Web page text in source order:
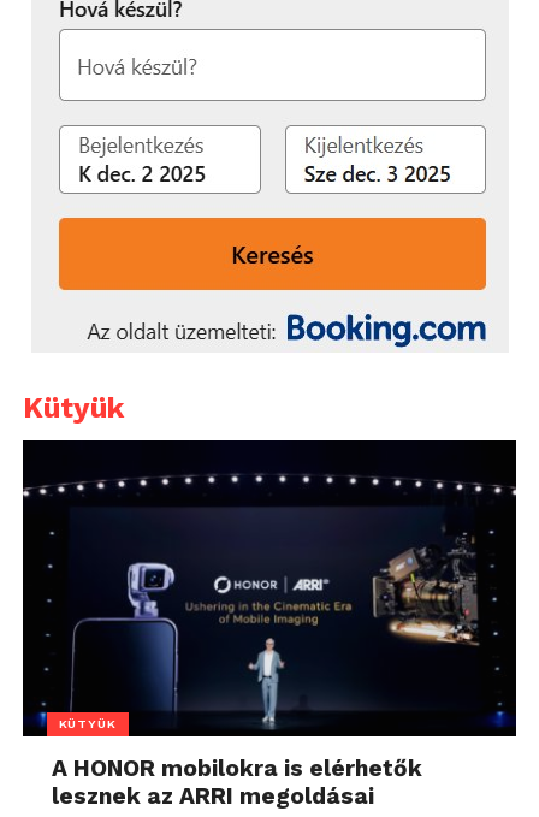
Kütyük
KÜTYÜK
A HONOR mobilokra is elérhetők
lesznek az ARRI megoldásai